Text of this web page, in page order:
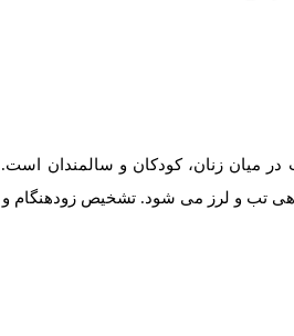
در میان زنان، کودکان و سالمندان
تب و لرز می شود. تشخیص زودهنگام و